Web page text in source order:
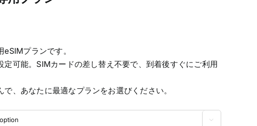
プランです。
定可能。SIMカードの差し替え不要で、到着後すぐにご利用
で、あなたに最適なプランをお選びください。
